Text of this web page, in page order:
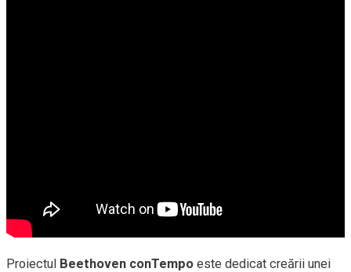
Proiectul Beethoven conTempo este dedicat creării unei